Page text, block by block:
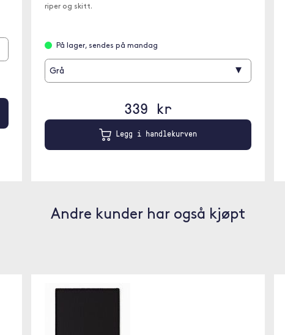
riper og skitt.
På lager, sendes på mandag
Grå ▾
339 kr
Legg i handlekurven
Andre kunder har også kjøpt